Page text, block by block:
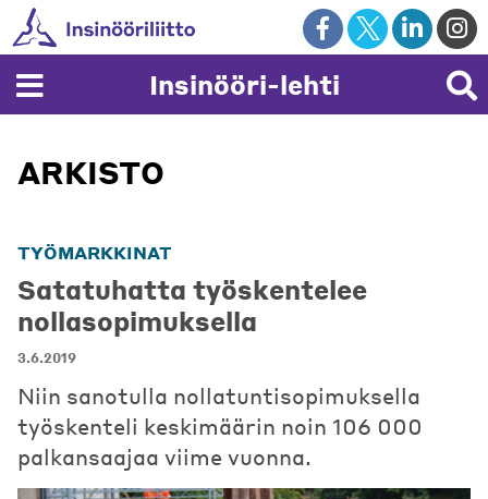
Skip
to
content
Insinööri-lehti
ARKISTO
TYÖMARKKINAT
Satatuhatta työskentelee
nollasopimuksella
3.6.2019
Niin sanotulla nollatuntisopimuksella
työskenteli keskimäärin noin 106 000
palkansaajaa viime vuonna.